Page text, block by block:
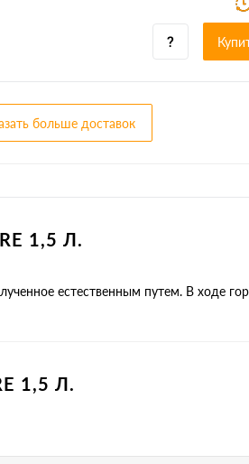
больше доставок
1,5 Л.
естественным путем. В ходе
1,5 Л.